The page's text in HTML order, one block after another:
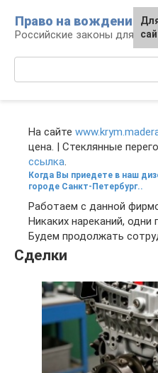
контенту
Право на вождение
Российские законы для
На сайте
цена. | Стеклянные
ссылка.
Когда Вы приедете в наш
городе Санкт-Петербург..
Работаем с данной
Никаких нареканий, одни
Будем продолжать
Сделки